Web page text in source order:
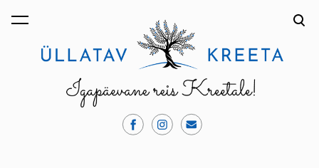
lisati ostukorvi. Vaata ostukorvi